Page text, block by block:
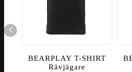
BEARPLAY T-SHIRT
Rävjägare